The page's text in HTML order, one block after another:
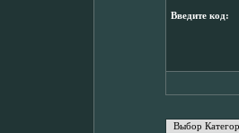
Введите код: